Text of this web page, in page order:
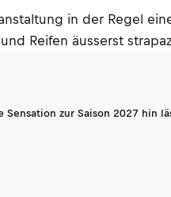
in der Regel
Reifen äusserst
zur Saison 2027 hin